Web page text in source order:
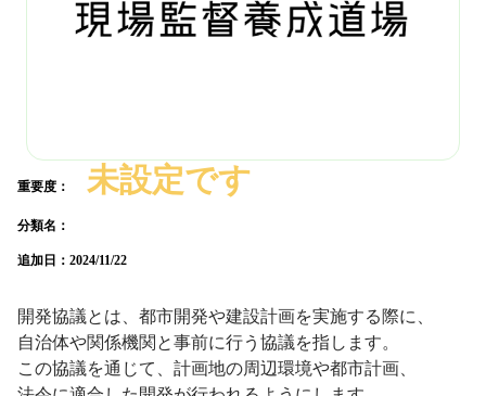
重要度： 未設定です
分類名：
追加日： 2024/11/22
開発協議とは、都市開発や建設計画を実施する際に、
自治体や関係機関と事前に行う協議を指します。
この協議を通じて、計画地の周辺環境や都市計画、